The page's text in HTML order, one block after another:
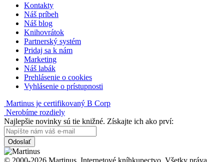
Kontakty
Náš príbeh
Náš blog
Knihovrátok
Partnerský systém
Pridaj sa k nám
Marketing
Náš labák
Prehlásenie o cookies
Vyhlásenie o prístupnosti
Martinus je certifikovaný B Corp
Nerobíme rozdiely
Najlepšie novinky sú tie knižné. Získajte ich ako prví:
Odoslať
© 2000-2026 Martinus. Internetové kníhkupectvo. Všetky práva